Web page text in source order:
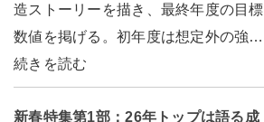
造ストーリーを描き、最終年度の目標
数値を掲げる。初年度は想定外の強…
続きを読む
新春特集第1部：26年トップは語る成